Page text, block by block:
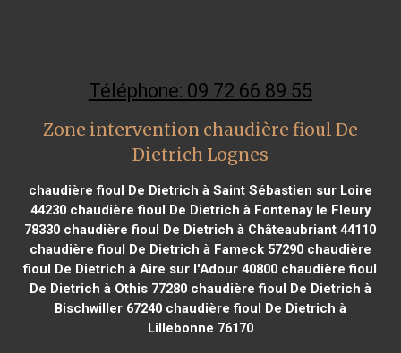
Téléphone: 09 72 66 89 55
Zone intervention chaudière fioul De
Dietrich Lognes
chaudière fioul De Dietrich à Saint Sébastien sur Loire
44230chaudière fioul De Dietrich à Fontenay le Fleury
78330 chaudière fioul De Dietrich à Châteaubriant 44110
chaudière fioul De Dietrich à Fameck 57290chaudière
fioul De Dietrich à Aire sur l'Adour 40800 chaudière fioul
De Dietrich à Othis 77280chaudière fioul De Dietrich à
Bischwiller 67240chaudière fioul De Dietrich à
Lillebonne 76170